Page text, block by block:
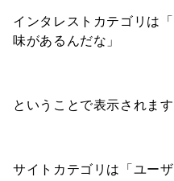
インタレストカテゴリは
味があるんだな」
ということで表示されます
サイトカテゴリは「ユー